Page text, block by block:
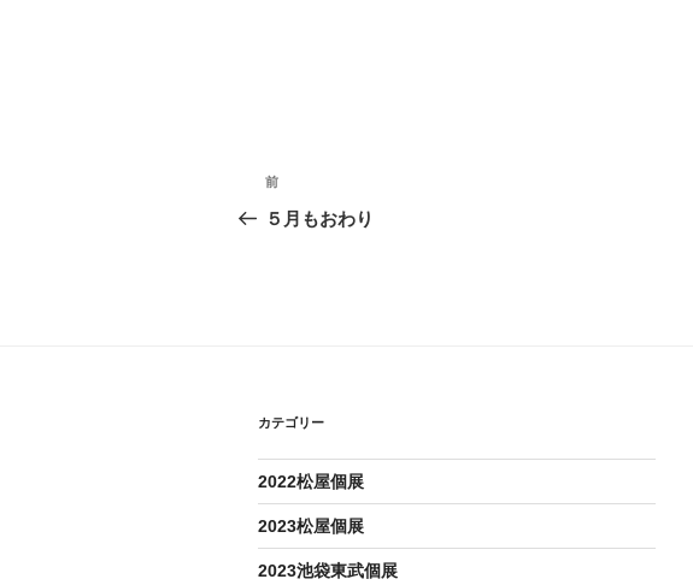
投
稿
シ
ョ
ン
過
の
前
５月もおわり
カテゴリー
2022松屋個展
2023松屋個展
2023池袋東武個展